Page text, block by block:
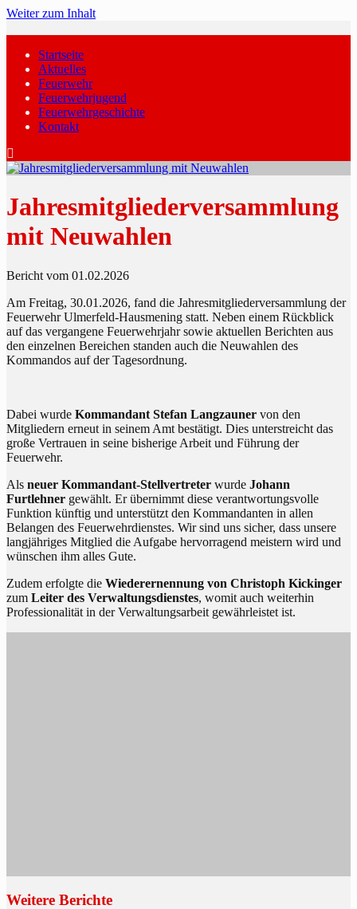
Weiter zum Inhalt
Startseite
Aktuelles
Feuerwehr
Feuerwehrjugend
Feuerwehrgeschichte
Kontakt
Jahresmitgliederversammlung
mit Neuwahlen
Bericht vom 01.02.2026
Am Freitag, 30.01.2026, fand die Jahresmitgliederversammlung der
Feuerwehr Ulmerfeld-Hausmening statt. Neben einem Rückblick
auf das vergangene Feuerwehrjahr sowie aktuellen Berichten aus
den einzelnen Bereichen standen auch die Neuwahlen des
Kommandos auf der Tagesordnung.
Dabei wurde Kommandant Stefan Langzauner von den
Mitgliedern erneut in seinem Amt bestätigt. Dies unterstreicht das
große Vertrauen in seine bisherige Arbeit und Führung der
Feuerwehr.
Als neuer Kommandant-Stellvertreter wurde Johann
Furtlehner gewählt. Er übernimmt diese verantwortungsvolle
Funktion künftig und unterstützt den Kommandanten in allen
Belangen des Feuerwehrdienstes. Wir sind uns sicher, dass unsere
langjähriges Mitglied die Aufgabe hervorragend meistern wird und
wünschen ihm alles Gute.
Zudem erfolgte die Wiederernennung von Christoph Kickinger
zum Leiter des Verwaltungsdienstes, womit auch weiterhin
Professionalität in der Verwaltungsarbeit gewährleistet ist.
Weitere Berichte